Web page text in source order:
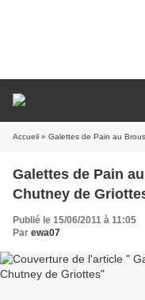
Accueil » Galettes de Pain au
Galettes de Pain
Chutney de
Publié le 15/06/2011 à 11:05
Par ewa07